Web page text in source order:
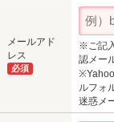
メールアド
レス
必須
※ご記
認メー
ルフォ
迷惑メ